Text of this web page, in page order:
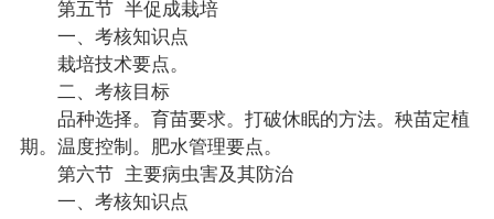
第五节 半促成栽培
一、考核知识点
栽培技术要点。
二、考核目标
品种选择。育苗要求。打破休眠的方法。秧苗定植
期。温度控制。肥水管理要点。
第六节 主要病虫害及其防治
一、考核知识点